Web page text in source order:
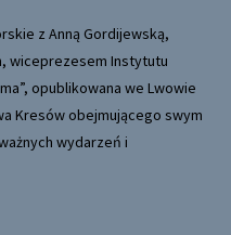
z Anną Gordijewską,
wiceprezesem Instytutu
opublikowana we Lwowie
Kresów obejmującego swym
wydarzeń i